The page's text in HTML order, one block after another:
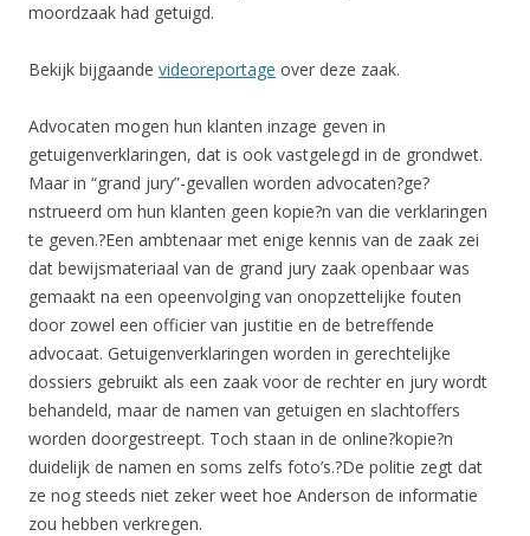
moordzaak had getuigd.
Bekijk bijgaande videoreportage over deze zaak.
Advocaten mogen hun klanten inzage geven in
getuigenverklaringen, dat is ook vastgelegd in de grondwet.
Maar in “grand jury”-gevallen worden advocaten?ge?
nstrueerd om hun klanten geen kopie?n van die verklaringen
te geven.?Een ambtenaar met enige kennis van de zaak zei
dat bewijsmateriaal van de grand jury zaak openbaar was
gemaakt na een opeenvolging van onopzettelijke fouten
door zowel een officier van justitie en de betreffende
advocaat. Getuigenverklaringen worden in gerechtelijke
dossiers gebruikt als een zaak voor de rechter en jury wordt
behandeld, maar de namen van getuigen en slachtoffers
worden doorgestreept. Toch staan in de online?kopie?n
duidelijk de namen en soms zelfs foto’s.?De politie zegt dat
ze nog steeds niet zeker weet hoe Anderson de informatie
zou hebben verkregen.